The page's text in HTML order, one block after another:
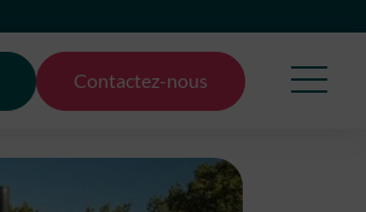
Contactez-nous